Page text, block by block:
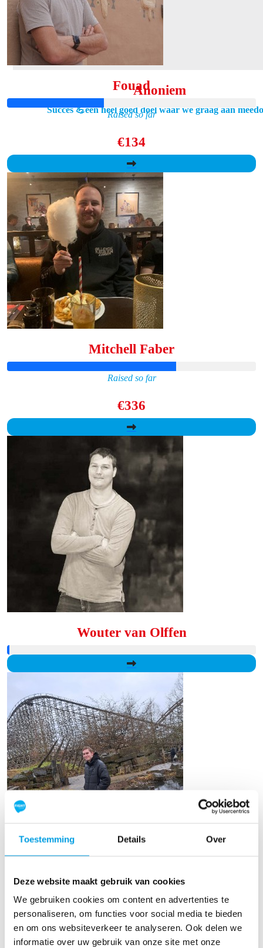
Toestemming Details Over
Deze website maakt gebruik van cookies
We gebruiken cookies om content en advertenties te
personaliseren, om functies voor social media te bieden
en om ons websiteverkeer te analyseren. Ook delen we
informatie over uw gebruik van onze site met onze
Anoniem
Succes 💪een heel goed doel waar we graag aan
Fouad
Raised so far
€134
Mitchell Faber
Raised so far
€336
Wouter van Olffen
Raised so far
€225